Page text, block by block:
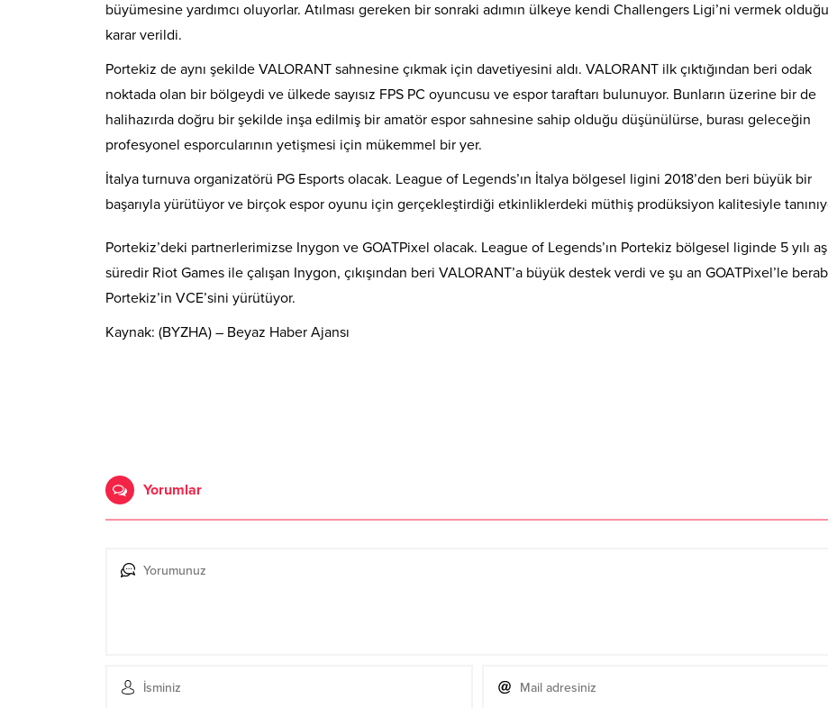
büyümesine yardımcı oluyorlar. Atılması gereken bir sonraki adımın ülkeye kendi Challengers Ligi’ni vermek
karar verildi.
Portekiz de aynı şekilde VALORANT sahnesine çıkmak için davetiyesini aldı. VALORANT ilk çıktığından beri odak
noktada olan bir bölgeydi ve ülkede sayısız FPS PC oyuncusu ve espor taraftarı bulunuyor. Bunların üzerine bir de
halihazırda doğru bir şekilde inşa edilmiş bir amatör espor sahnesine sahip olduğu düşünülürse, burası geleceğin
profesyonel esporcularının yetişmesi için mükemmel bir yer.
İtalya turnuva organizatörü PG Esports olacak. League of Legends’ın İtalya bölgesel ligini 2018’den beri büyük bir
başarıyla yürütüyor ve birçok espor oyunu için gerçekleştirdiği etkinliklerdeki müthiş prodüksiyon kalitesiyle
Portekiz’deki partnerlerimizse Inygon ve GOATPixel olacak. League of Legends’ın Portekiz bölgesel liginde 5 yılı
süredir Riot Games ile çalışan Inygon, çıkışından beri VALORANT’a büyük destek verdi ve şu an GOATPixel’le
Portekiz’in VCE’sini yürütüyor.
Kaynak: (BYZHA) – Beyaz Haber Ajansı
Yorumlar